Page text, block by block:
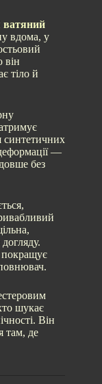
ватяний
вдома, у
він
тіло й
синтетичних
—
без
покращує
шукає
Він
там, де